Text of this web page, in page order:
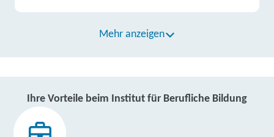
Mehr anzeigen
Ihre Vorteile beim Institut für Berufliche Bildung